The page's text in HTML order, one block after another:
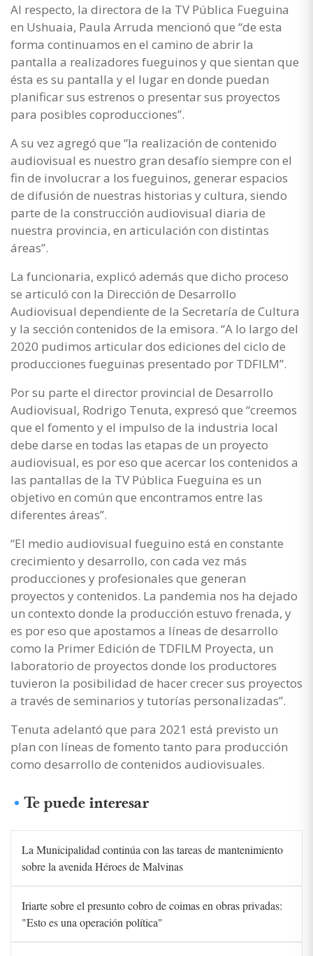
Al respecto, la directora de la TV Pública Fueguina
en Ushuaia, Paula Arruda mencionó que “de esta
forma continuamos en el camino de abrir la
pantalla a realizadores fueguinos y que sientan que
ésta es su pantalla y el lugar en donde puedan
planificar sus estrenos o presentar sus proyectos
para posibles coproducciones”.
A su vez agregó que “la realización de contenido
audiovisual es nuestro gran desafío siempre con el
fin de involucrar a los fueguinos, generar espacios
de difusión de nuestras historias y cultura, siendo
parte de la construcción audiovisual diaria de
nuestra provincia, en articulación con distintas
áreas”.
La funcionaria, explicó además que dicho proceso
se articuló con la Dirección de Desarrollo
Audiovisual dependiente de la Secretaría de Cultura
y la sección contenidos de la emisora. “A lo largo del
2020 pudimos articular dos ediciones del ciclo de
producciones fueguinas presentado por TDFILM”.
Por su parte el director provincial de Desarrollo
Audiovisual, Rodrigo Tenuta, expresó que “creemos
que el fomento y el impulso de la industria local
debe darse en todas las etapas de un proyecto
audiovisual, es por eso que acercar los contenidos a
las pantallas de la TV Pública Fueguina es un
objetivo en común que encontramos entre las
diferentes áreas”.
“El medio audiovisual fueguino está en constante
crecimiento y desarrollo, con cada vez más
producciones y profesionales que generan
proyectos y contenidos. La pandemia nos ha dejado
un contexto donde la producción estuvo frenada, y
es por eso que apostamos a líneas de desarrollo
como la Primer Edición de TDFILM Proyecta, un
laboratorio de proyectos donde los productores
tuvieron la posibilidad de hacer crecer sus proyectos
a través de seminarios y tutorías personalizadas”.
Tenuta adelantó que para 2021 está previsto un
plan con líneas de fomento tanto para producción
como desarrollo de contenidos audiovisuales.
Te puede interesar
La Municipalidad continúa con las tareas de mantenimiento
sobre la avenida Héroes de Malvinas
Iriarte sobre el presunto cobro de coimas en obras privadas:
"Esto es una operación política"